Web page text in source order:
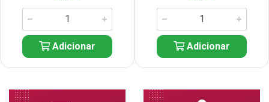
Adicionar Adicionar